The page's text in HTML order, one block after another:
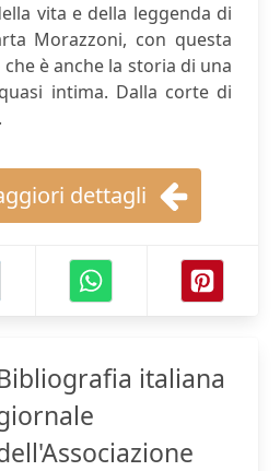
vita e della leggenda di
Morazzoni, con questa
è anche la storia di una
intima. Dalla corte di
dettagli
italiana